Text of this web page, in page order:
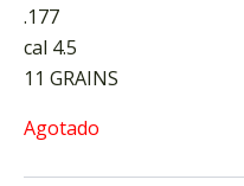
.177
cal 4.5
11 GRAINS
Agotado